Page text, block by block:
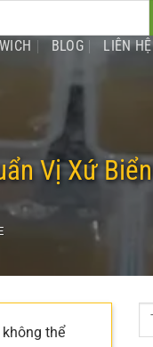
BLOG LIÊN HỆ
Vị Xứ Biển
thể